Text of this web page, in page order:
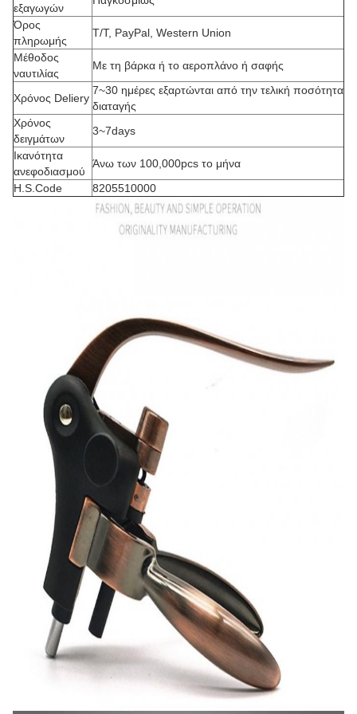
εξαγωγών
Όρος
πληρωμής
T/T, PayPal, Western Union
Μέθοδος
ναυτιλίας
Με τη βάρκα ή το αεροπλάνο ή σαφής
Χρόνος Deliery
7~30 ημέρες εξαρτώνται από την τελική ποσότητα
διαταγής
Χρόνος
δειγμάτων
3~7days
Ικανότητα
ανεφοδιασμού
Άνω των 100,000pcs το μήνα
H.S.Code
8205510000